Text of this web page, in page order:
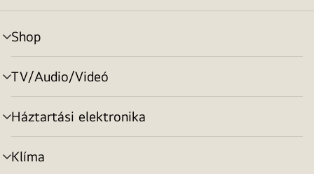
Shop
menu
toggle
TV/Audio/Videó
menu
toggle
Háztartási elektronika
menu
toggle
Klíma
menu